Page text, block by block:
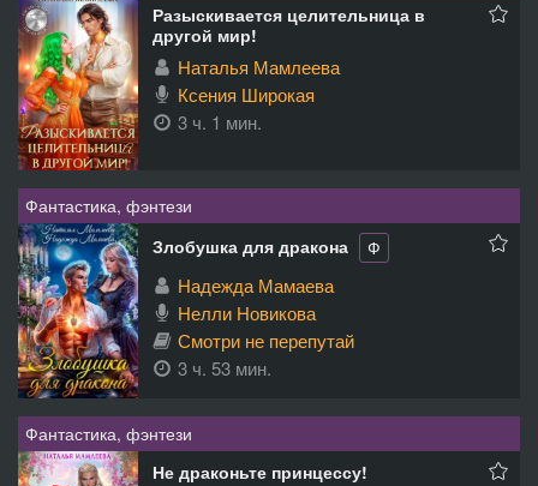
Разыскивается целительница в
другой мир!
Наталья Мамлеева
Ксения Широкая
3 ч. 1 мин.
Фантастика, фэнтези
Злобушка для дракона
Ф
Надежда Мамаева
Нелли Новикова
Смотри не перепутай
3 ч. 53 мин.
Фантастика, фэнтези
Не драконьте принцессу!